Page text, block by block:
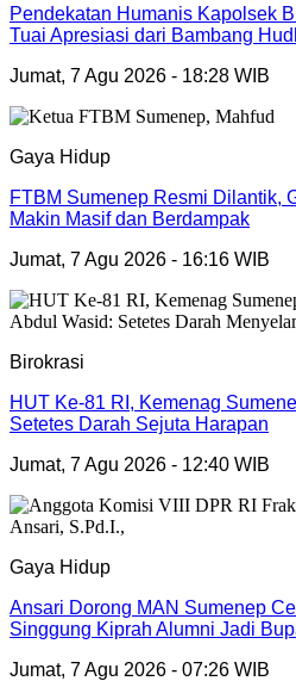
Pendekatan Humanis Kapolsek
Tuai Apresiasi dari Bambang
Jumat, 7 Agu 2026 - 18:28 WIB
Gaya Hidup
FTBM Sumenep Resmi Dilantik,
Makin Masif dan Berdampak
Jumat, 7 Agu 2026 - 16:16 WIB
Birokrasi
HUT Ke-81 RI, Kemenag
Setetes Darah Sejuta Harapan
Jumat, 7 Agu 2026 - 12:40 WIB
Gaya Hidup
Ansari Dorong MAN Sumenep
Singgung Kiprah Alumni Jadi
Jumat, 7 Agu 2026 - 07:26 WIB